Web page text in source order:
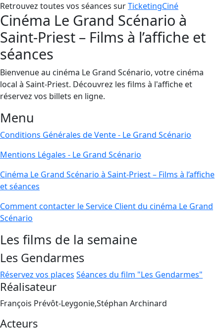
Retrouvez toutes vos séances surTicketingCiné
Cinéma Le Grand Scénario à
Saint-Priest – Films à l’affiche et
séances
Bienvenue au cinéma Le Grand Scénario, votre cinéma
local à Saint-Priest. Découvrez les films à l'affiche et
réservez vos billets en ligne.
Menu
Conditions Générales de Vente - Le Grand Scénario
Mentions Légales - Le Grand Scénario
Cinéma Le Grand Scénario à Saint-Priest – Films à l’affiche
et séances
Comment contacter le Service Client du cinéma Le Grand
Scénario
Les films de la semaine
Les Gendarmes
Réservez vos places Séances du film "Les Gendarmes"
Réalisateur
François Prévôt-Leygonie,Stéphan Archinard
Acteurs